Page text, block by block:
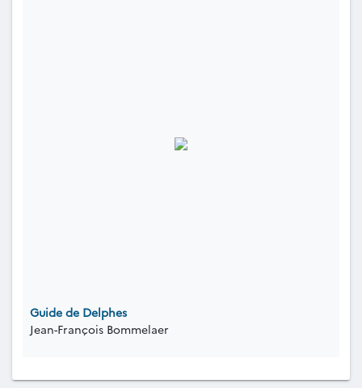
Guide de Delphes
Jean-François Bommelaer